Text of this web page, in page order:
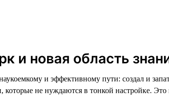
и новая область
и эффективному пути: создал и
не нуждаются в тонкой настройке. Это